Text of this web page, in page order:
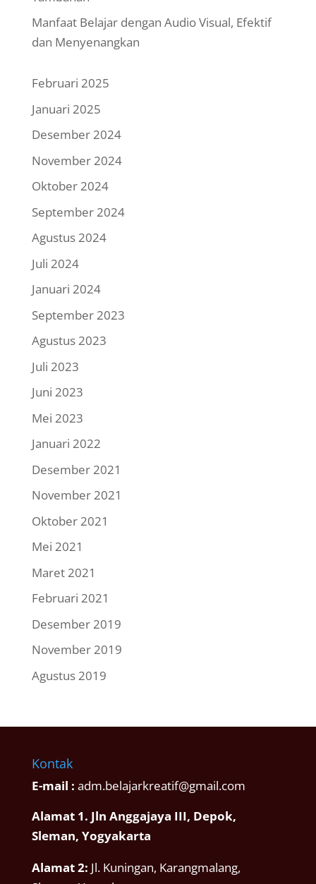
Manfaat Belajar dengan Audio Visual, Efektif
dan Menyenangkan
Februari 2025
Januari 2025
Desember 2024
November 2024
Oktober 2024
September 2024
Agustus 2024
Juli 2024
Januari 2024
September 2023
Agustus 2023
Juli 2023
Juni 2023
Mei 2023
Januari 2022
Desember 2021
November 2021
Oktober 2021
Mei 2021
Maret 2021
Februari 2021
Desember 2019
November 2019
Agustus 2019
Kontak
E-mail : adm.belajarkreatif@gmail.com
Alamat 1. Jln Anggajaya III, Depok,
Sleman, Yogyakarta
Alamat 2: Jl. Kuningan, Karangmalang,